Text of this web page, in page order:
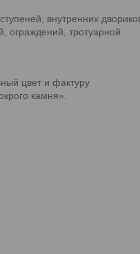
внутренних
ограждений, тротуарной
цвет и фактуру
камня».